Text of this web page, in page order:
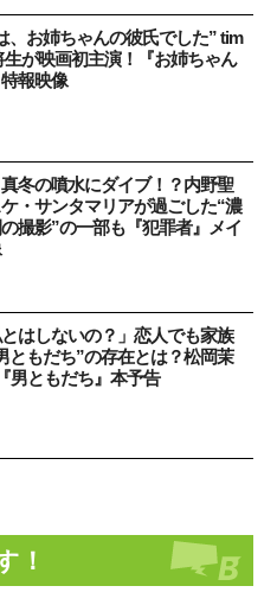
、お姉ちゃんの彼氏でした” tim
生が映画初主演！『お姉ちゃん
報映像
冬の噴水にダイブ！？内野聖
・サンタマリアが過ごした“濃
撮影”の一部も『犯罪者』メイ
とはしないの？」恋人でも家族
ともだち”の存在とは？松岡茉
男ともだち』本予告
！